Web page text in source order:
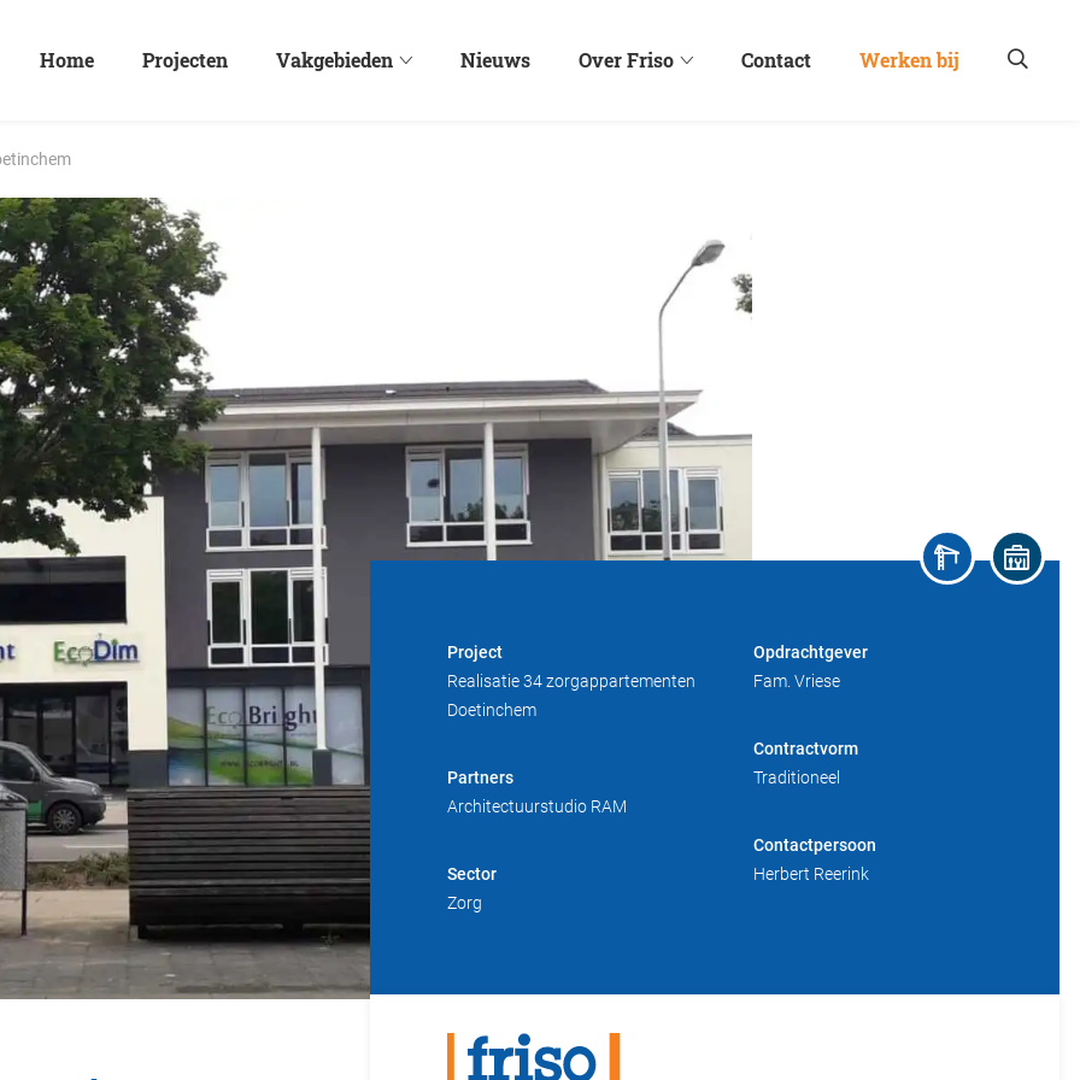
Home Projecten Vakgebieden Nieuws Over Friso Contact Werken bij
Project
Realisatie 34 zorgappartementen
Doetinchem
Partners
Architectuurstudio RAM
Sector
Zorg
Opdrachtgever
Fam. Vriese
Contractvorm
Traditioneel
Contactpersoon
Herbert Reerink